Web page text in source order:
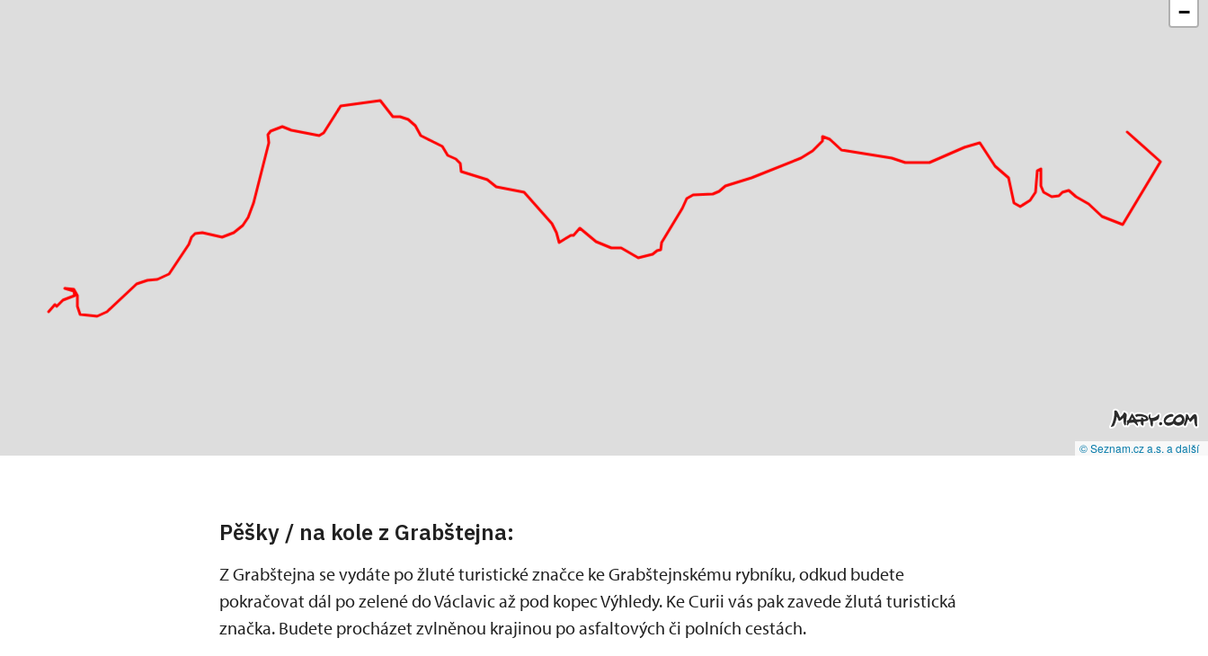
−
© Seznam.cz a.s. a další
Pěšky / na kole z Grabštejna:
Z Grabštejna se vydáte po žluté turistické značce ke Grabštejnskému rybníku, odkud budete
pokračovat dál po zelené do Václavic až pod kopec Výhledy. Ke Curii vás pak zavede žlutá turistická
značka. Budete procházet zvlněnou krajinou po asfaltových či polních cestách.